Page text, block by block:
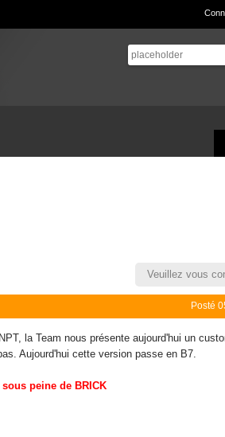
Veuillez vous
Posté
la Team nous présente aujourd'hui un
Aujourd'hui cette version passe en B7.
peine de BRICK